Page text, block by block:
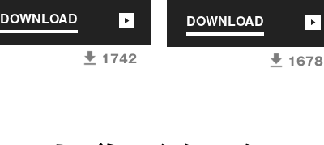
DOWNLOAD
1742
DOWNLOAD
1678